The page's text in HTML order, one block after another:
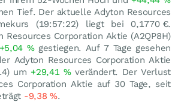
Tief. Der aktuelle Adyton Resources
(19:57:22) liegt bei 0,1770 €.
Resources Corporation Aktie (A2QP8H)
+5,04 %gestiegen. Auf 7 Tage gesehen
Adyton Resources Corporation Aktie
um +29,41 %verändert. Der Verlust
Corporation Aktie auf 30 Tage, seit
-9,38%.